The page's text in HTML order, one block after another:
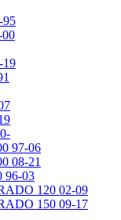
97-06
08-21
96-03
120 02-09
150 09-17